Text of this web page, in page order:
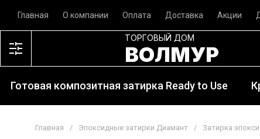
Главная О компании Оплата Доставка Акции
ТОРГОВЫЙ ДОМ
ВОЛМУР
Готовая композитная затирка Ready to Use
Главная / Эпоксидные затирки Диамант / Затирка